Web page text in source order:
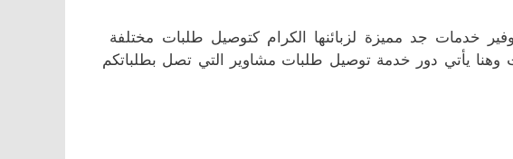
خدمات جد مميزة لزبائنها الكرام كتوصيل طلبات مختلفة
وهنا يأتي دور خدمة توصيل طلبات مشاوير التي تصل بطلباتكم